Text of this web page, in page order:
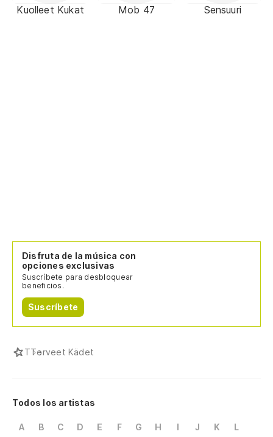
Kuolleet Kukat Mob 47 Sensuuri
Disfruta de la música con
opciones exclusivas
Suscríbete para desbloquear
beneficios.
Suscríbete
TTerveet Kädet
Todos los artistas
A B C D E F G H I J K
L